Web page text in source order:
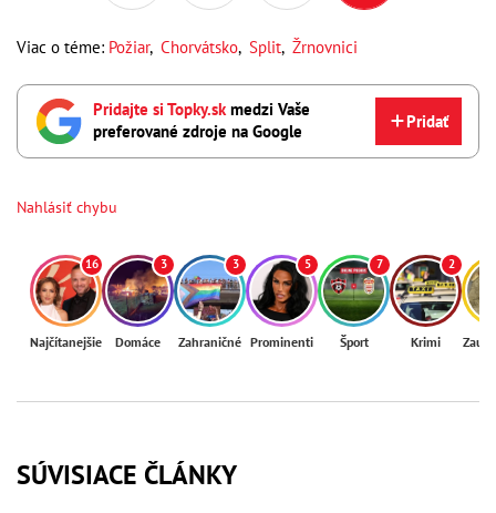
Viac o téme: Požiar, Chorvátsko, Split, Žrnovnici
Pridajte si Topky.skmedzi Vaše
preferované zdroje na Google
Pridať
Nahlásiť chybu
16
Najčítanejšie
3
Domáce
3
Zahraničné
5
Prominenti
7
Šport
2
Krimi
SÚVISIACE ČLÁNKY